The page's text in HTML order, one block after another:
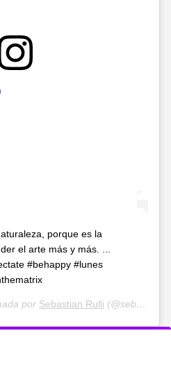
porque es la
el arte más y más. ...
#behappy #lunes
por Sebastian Rulli (@sebastianrulli) em